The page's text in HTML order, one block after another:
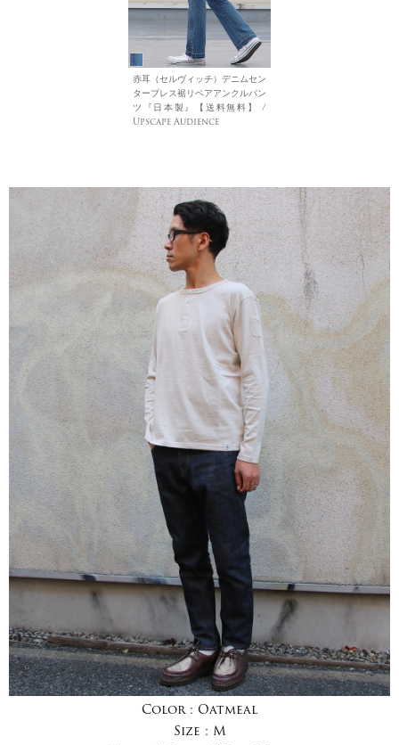
赤耳（セルヴィッチ）デニムセン
タープレス裾リペアアンクルパン
ツ『日本製』【送料無料】 /
Upscape Audience
Color : Oatmeal
Size : M